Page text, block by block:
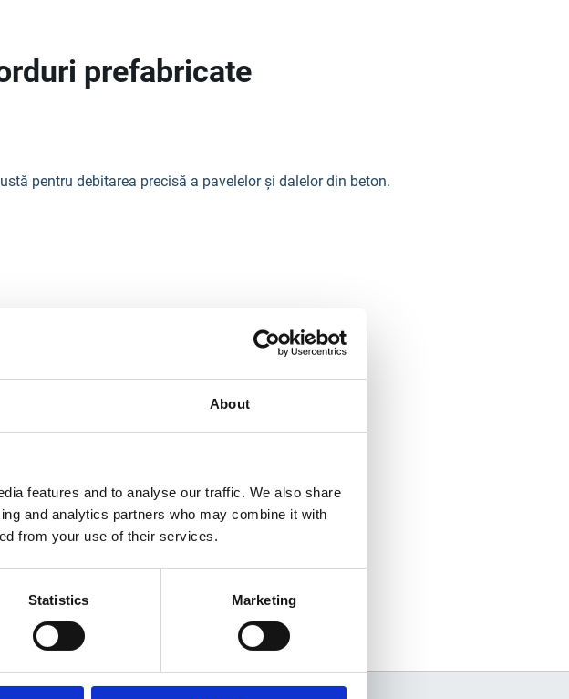
About
features and to analyse our traffic. We also share
and analytics partners who may combine it with
from your use of their services.
Statistics Marketing
prefabricate
pentru debitarea precisă a pavelelor și dalelor din beton.
total și eficiență în fiecare tăiere.